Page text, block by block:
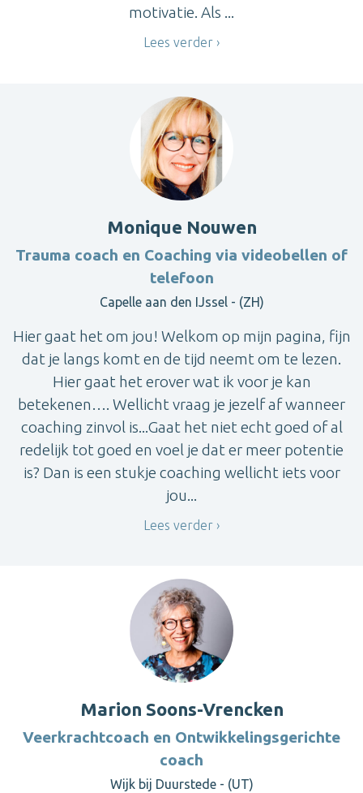
motivatie. Als ...
Lees verder
Monique Nouwen
Trauma coach en Coaching via videobellen of
telefoon
Capelle aan den IJssel - (ZH)
Hier gaat het om jou! Welkom op mijn pagina, fijn
dat je langs komt en de tijd neemt om te lezen.
Hier gaat het erover wat ik voor je kan
betekenen…. Wellicht vraag je jezelf af wanneer
coaching zinvol is...Gaat het niet echt goed of al
redelijk tot goed en voel je dat er meer potentie
is? Dan is een stukje coaching wellicht iets voor
jou...
Lees verder
Marion Soons-Vrencken
Veerkrachtcoach en Ontwikkelingsgerichte
coach
Wijk bij Duurstede - (UT)